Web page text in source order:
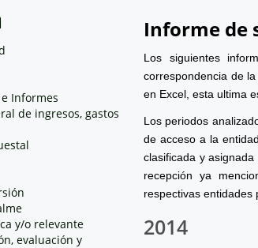
Informes
de ingresos, gastos
y/o relevante
evaluación y
Informe de
Los siguientes
correspondencia de
en Excel, esta ultima
Los periodos
de acceso a la
clasificada y
recepción ya
respectivas entidades
2014